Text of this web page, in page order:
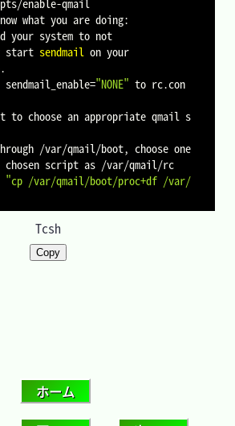
start sendmail
sendmail_enable="NONE" to rc.con
to choose an appropriate qmail s
"cp /var/qmail/boot/proc+df /var/
Tcsh
Copy